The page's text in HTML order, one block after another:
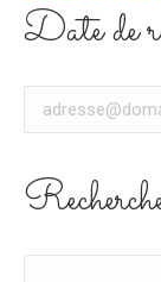
Date de